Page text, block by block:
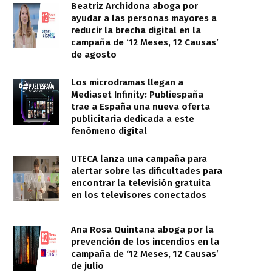
Beatriz Archidona aboga por
ayudar a las personas mayores a
reducir la brecha digital en la
campaña de ‘12 Meses, 12 Causas’
de agosto
Los microdramas llegan a
Mediaset Infinity: Publiespaña
trae a España una nueva oferta
publicitaria dedicada a este
fenómeno digital
UTECA lanza una campaña para
alertar sobre las dificultades para
encontrar la televisión gratuita
en los televisores conectados
Ana Rosa Quintana aboga por la
prevención de los incendios en la
campaña de ‘12 Meses, 12 Causas’
de julio